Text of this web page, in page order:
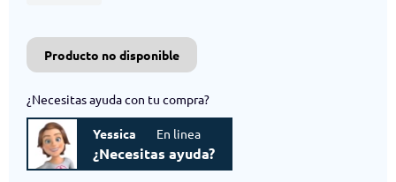
Producto no disponible
¿Necesitas ayuda con tu compra?
Yessica En linea
¿Necesitas ayuda?